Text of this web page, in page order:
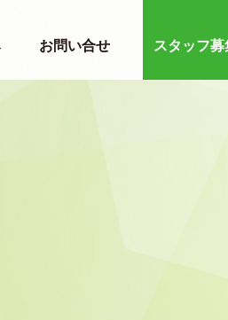
お問い合せ スタッフ募